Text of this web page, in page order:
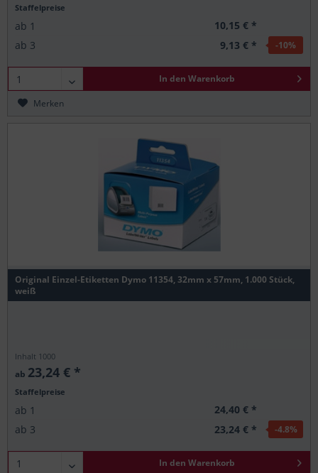
Staffelpreise
ab 1
10,15 € *
ab 3 9,13 € * -10%
In den Warenkorb
Merken
Original Einzel-Etiketten Dymo 11354, 32mm x 57mm, 1.000 Stück,
weiß
Inhalt 1000
ab 23,24 € *
Staffelpreise
ab 1
24,40 € *
ab 3 23,24 € * -4.8%
In den Warenkorb